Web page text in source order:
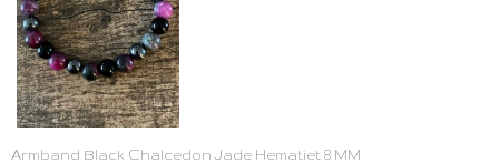
Armband Black Chalcedon Jade Hematiet 8 MM